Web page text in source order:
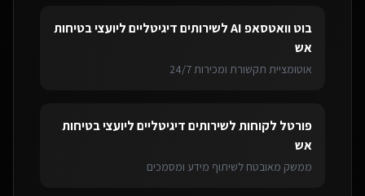
בוט וואטסאפ AI לשירותים דיגיטליים ליועצי בטיחות
אש
אוטומציית תקשורת ומכירות 24/7
פורטל לקוחותלשירותים דיגיטליים ליועצי בטיחות
אש
ממשק מאובטח לשיתוף מידע ומסמכים